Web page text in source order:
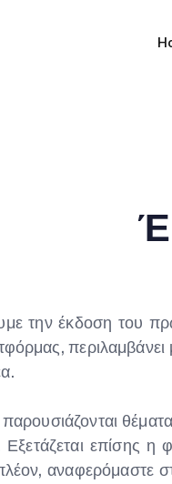
την έκδοση του
περιλαμβάνει
επίσης
αναφερόμαστε